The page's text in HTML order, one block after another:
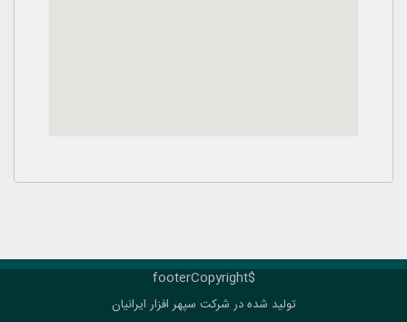
$footerCopyright
تولید شده در شرکت سپهر افزار ایرانیان